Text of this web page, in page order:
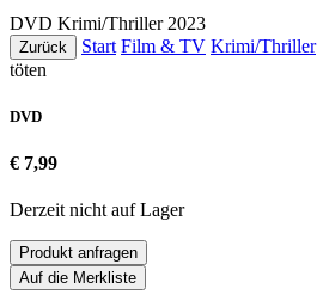
DVD Krimi/Thriller 2023
Zurück Start Film & TV Krimi/Thriller
töten
DVD
€ 7,99
Derzeit nicht auf Lager
Produkt anfragen
Auf die Merkliste